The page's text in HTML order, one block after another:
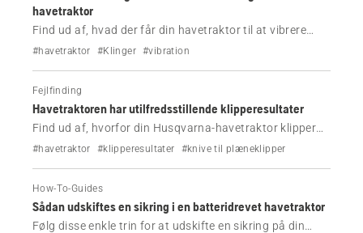
havetraktor
Find ud af, hvad der får din havetraktor til at vibrere
mere end normalt, når du bruger den, og hvordan du
#havetraktor #Klinger #vibration
Fejlfinding
Havetraktoren har utilfredsstillende klipperesultater
Find ud af, hvorfor din Husqvarna-havetraktor klipper
græsset utilfredsstillende, og hvordan problemet løses.
#havetraktor #klipperesultater #knive til plæneklipper
How-To-Guides
Sådan udskiftes en sikring i en batteridrevet havetraktor
Følg disse enkle trin for at udskifte en sikring på din